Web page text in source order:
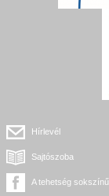
Hírlevél
Sajtószoba
A tehetség sokszínű